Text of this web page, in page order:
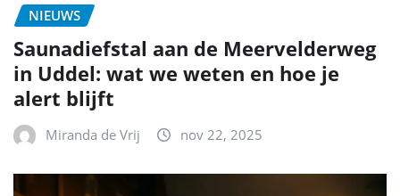
NIEUWS
Saunadiefstal aan de Meervelderweg
in Uddel: wat we weten en hoe je
alert blijft
Miranda de Vrij nov 22, 2025